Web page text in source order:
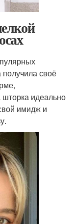
получила своё
идеально
имидж и